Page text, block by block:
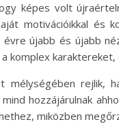
képes volt
motivációikkal és
újabb és újabb
komplex
mélységében
hozzájárulnak
miközben